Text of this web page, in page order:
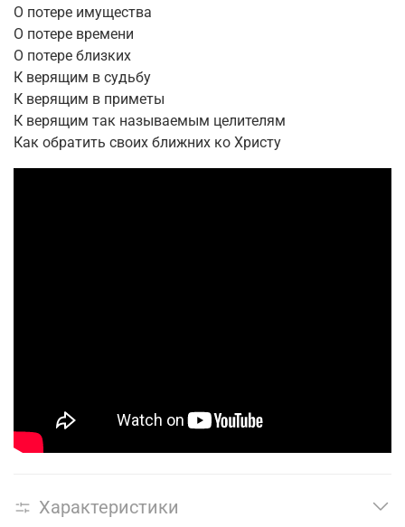
О потере имущества
О потере времени
О потере близких
К верящим в судьбу
К верящим в приметы
К верящим так называемым целителям
Как обратить своих ближних ко Христу
Характеристики